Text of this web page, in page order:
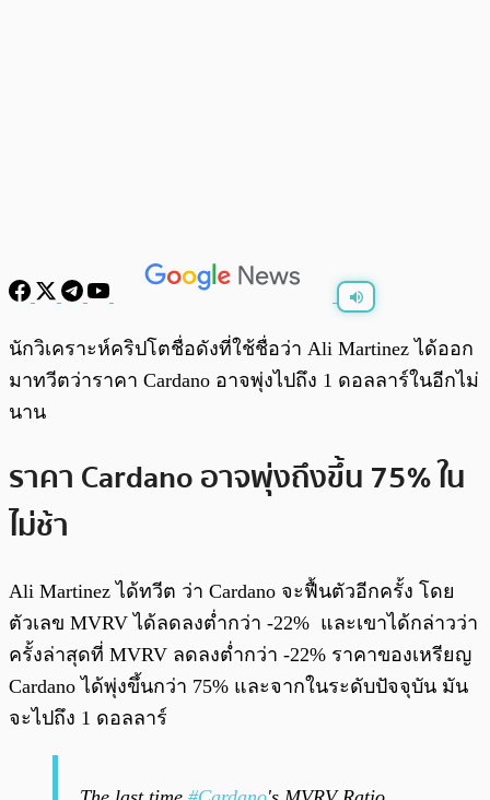
พร้อมเล่น /0:00
นักวิเคราะห์คริปโตชื่อดังที่ใช้ชื่อว่า Ali Martinez ได้ออก
มาทวีตว่าราคา Cardano อาจพุ่งไปถึง 1 ดอลลาร์ในอีกไม่
นาน
ราคา Cardano อาจพุ่งถึงขึ้น 75% ใน
ไม่ช้า
Ali Martinez ได้ทวีต ว่า Cardano จะฟื้นตัวอีกครั้ง โดย
ตัวเลข MVRV ได้ลดลงต่ำกว่า -22% และเขาได้กล่าวว่า
ครั้งล่าสุดที่ MVRV ลดลงต่ำกว่า -22% ราคาของเหรียญ
Cardano ได้พุ่งขึ้นกว่า 75% และจากในระดับปัจจุบัน มัน
จะไปถึง 1 ดอลลาร์